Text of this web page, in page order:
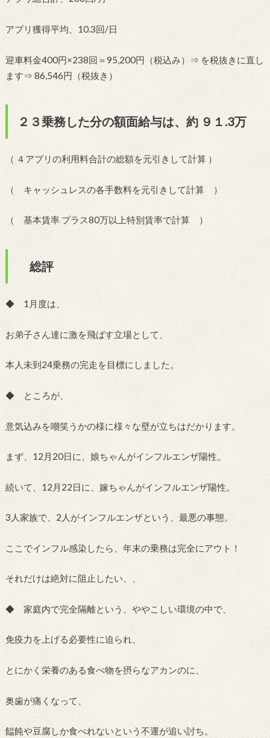
アプリ獲得平均、10.3回/日
迎車料金400円×238回＝95,200円（税込み）⇒ を税抜きに直し
ます⇒ 86,546円（税抜き）
２３乗務した分の額面給与は、約 ９１.3万
（ ４アプリの利用料合計の総額を元引きして計算 ）
（ キャッシュレスの各手数料を元引きして計算 ）
（ 基本賃率 プラス80万以上特別賃率で計算 ）
総評
◆ 1月度は、
お弟子さん達に激を飛ばす立場として、
本人未到24乗務の完走を目標にしました。
◆ ところが、
意気込みを嘲笑うかの様に様々な壁が立ちはだかります。
まず、12月20日に、娘ちゃんがインフルエンザ陽性。
続いて、12月22日に、嫁ちゃんがインフルエンザ陽性。
3人家族で、2人がインフルエンザという、最悪の事態。
ここでインフル感染したら、年末の乗務は完全にアウト！
それだけは絶対に阻止したい、、
◆ 家庭内で完全隔離という、ややこしい環境の中で、
免疫力を上げる必要性に迫られ、
とにかく栄養のある食べ物を摂らなアカンのに、
奥歯が痛くなって、
饂飩や豆腐しか食べれないという不運が追い討ち。